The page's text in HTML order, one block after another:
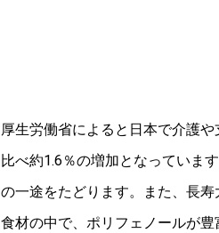
厚生労働省によると日本で介護
比べ約1.6％の増加となっていま
の一途をたどります。また、長
食材の中で、ポリフェノールが